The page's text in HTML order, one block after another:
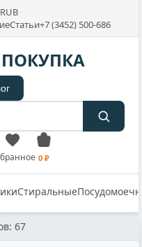
RUB
Статьи+7 (3452) 500-686
0 ₽
Стиральные
67